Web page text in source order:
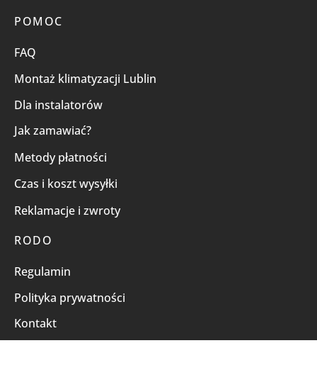
POMOC
FAQ
Montaż klimatyzacji Lublin
Dla instalatorów
Jak zamawiać?
Metody płatności
Czas i koszt wysyłki
Reklamacje i zwroty
RODO
Regulamin
Polityka prywatności
Kontakt